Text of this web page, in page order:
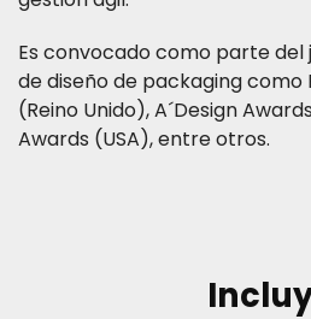
Es convocado como parte del
de diseño de packaging como
(Reino Unido), A´Design
Awards (USA), entre otros.